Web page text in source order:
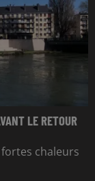
LE RETOUR
chaleurs